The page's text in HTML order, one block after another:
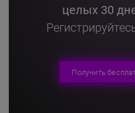
целых 30
Получить